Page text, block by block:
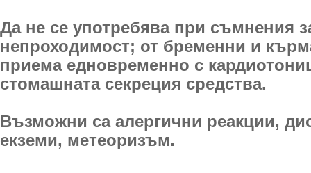
Да не се употребява при съмнения
непроходимост; от бременни и
приема едновременно с
стомашната секреция средства.
Възможни са алергични реакции,
екземи, метеоризъм.